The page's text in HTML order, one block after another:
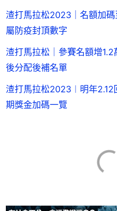
渣打馬拉松2023｜名額加
屬防疫封頂數字
渣打馬拉松｜參賽名額增
後分配後補名單
渣打馬拉松2023︱明年
期獎金加碼一覽